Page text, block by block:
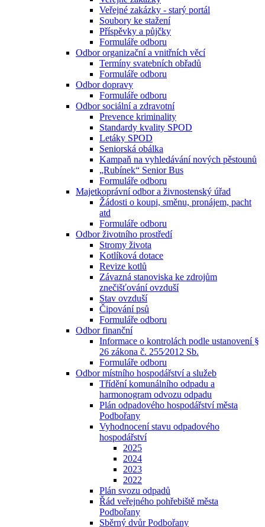
Veřejné zakázky - starý portál
Soubory ke stažení
Příspěvky a půjčky
Formuláře odboru
Odbor organizační a vnitřních věcí
Termíny svatebních obřadů
Formuláře odboru
Odbor dopravy
Formuláře odboru
Odbor sociální a zdravotní
Prevence kriminality
Standardy kvality SPOD
Letáky SPOD
Seniorská obálka
Kampaň na vyhledávání nových pěstounů
„Rubínek“ Senior Bus
Formuláře odboru
Majetkoprávní odbor a živnostenský úřad
Žádosti o koupi, směnu, pronájem, pacht
atd
Formuláře odboru
Odbor životního prostředí
Stromy života
Kotlíková dotace
Revize kotlů
Závazná stanoviska ke zdrojům
znečišťování ovzduší
Stav ovzduší
Čipování psů
Formuláře odboru
Odbor finanční
Informace o kontrolách podle ustanovení §
26 zákona č. 255⁄2012 Sb.
Formuláře odboru
Odbor místního hospodářství a služeb
Třídění komunálního odpadu a
harmonogram odvozu odpadu
Plán odpadového hospodářství města
Podbořany
Vyhodnocení stavu odpadového
hospodářství
2025
2024
2023
2022
Plán svozu odpadů
Řád veřejného pohřebiště města
Podbořany
Sběrný dvůr Podbořany